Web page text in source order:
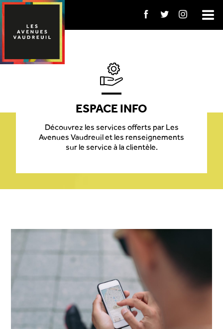
ESPACE INFO
Découvrez les services offerts par Les
Avenues Vaudreuil et les renseignements
sur le service à la clientèle.